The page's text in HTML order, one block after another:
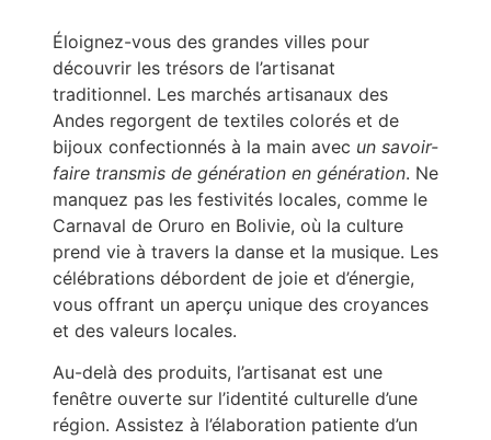
Éloignez-vous des grandes villes pour
découvrir les trésors de l’artisanat
traditionnel. Les marchés artisanaux des
Andes regorgent de textiles colorés et de
bijoux confectionnés à la main avec un savoir-
faire transmis de génération en génération. Ne
manquez pas les festivités locales, comme le
Carnaval de Oruro en Bolivie, où la culture
prend vie à travers la danse et la musique. Les
célébrations débordent de joie et d’énergie,
vous offrant un aperçu unique des croyances
et des valeurs locales.
Au-delà des produits, l’artisanat est une
fenêtre ouverte sur l’identité culturelle d’une
région. Assistez à l’élaboration patiente d’un